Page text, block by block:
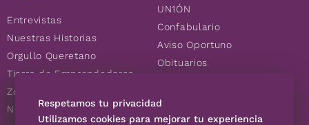
Entrevistas
Nuestras Historias
Orgullo Queretano
Tierra de Emprendedores
Zoociales
Nuevos Queretanos
UN1ÓN
Confabulario
Aviso Oportuno
Obituarios
Consultas
Respetamos tu privacidad
Utilizamos cookies para mejorar tu experiencia